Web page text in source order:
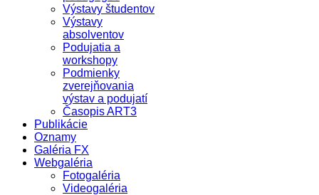
Výstavy študentov
Výstavy
absolventov
Podujatia a
workshopy
Podmienky
zverejňovania
výstav a podujatí
Časopis ART3
Publikácie
Oznamy
Galéria FX
Webgaléria
Fotogaléria
Videogaléria